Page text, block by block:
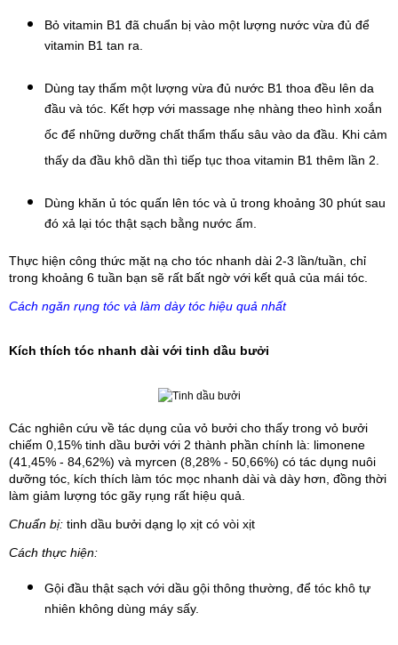
Bỏ vitamin B1 đã chuẩn bị vào một lượng nước vừa đủ để
vitamin B1 tan ra.
Dùng tay thấm một lượng vừa đủ nước B1 thoa đều lên da
đầu và tóc. Kết hợp với massage nhẹ nhàng theo hình xoắn
ốc để những dưỡng chất thẩm thấu sâu vào da đầu. Khi cảm
thấy da đầu khô dần thì tiếp tục thoa vitamin B1 thêm lần 2.
Dùng khăn ủ tóc quấn lên tóc và ủ trong khoảng 30 phút sau
đó xả lại tóc thật sạch bằng nước ấm.
Thực hiện công thức mặt nạ cho tóc nhanh dài 2-3 lần/tuần, chỉ
trong khoảng 6 tuần bạn sẽ rất bất ngờ với kết quả của mái tóc.
Cách ngăn rụng tóc và làm dày tóc hiệu quả nhất
Kích thích tóc nhanh dài với tinh dầu bưởi
Các nghiên cứu về tác dụng của vỏ bưởi cho thấy trong vỏ bưởi
chiếm 0,15% tinh dầu bưởi với 2 thành phần chính là: limonene
(41,45% - 84,62%) và myrcen (8,28% - 50,66%) có tác dụng nuôi
dưỡng tóc, kích thích làm tóc mọc nhanh dài và dày hơn, đồng thời
làm giảm lượng tóc gãy rụng rất hiệu quả.
Chuẩn bị: tinh dầu bưởi dạng lọ xịt có vòi xịt
Cách thực hiện:
Gội đầu thật sạch với dầu gội thông thường, để tóc khô tự
nhiên không dùng máy sấy.